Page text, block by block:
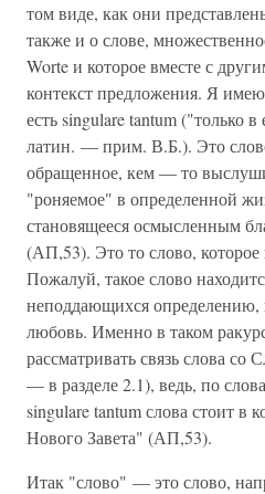
том виде, как они
также и о слове,
Worte и которое вместе с
контекст предложения. Я
есть singulare tantum ("только
латин. — прим. В.Б.). Это
обращенное, кем — то
"роняемое" в определенной
становящееся осмысленным
(АП,53). Это то слово, которое
Пожалуй, такое слово
неподдающихся определению,
любовь. Именно в таком
рассматривать связь слова
— в разделе 2.1), ведь, по
singulare tantum слова стоит в
Нового Завета" (АП,53).
Итак "слово" — это слово,